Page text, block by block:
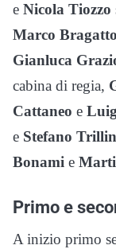
e Nicola Tiozzo
Marco Bragatto
Gianluca
cabina di regia,
Cattaneo e
e Stefano
Bonami e
Primo e
A inizio primo